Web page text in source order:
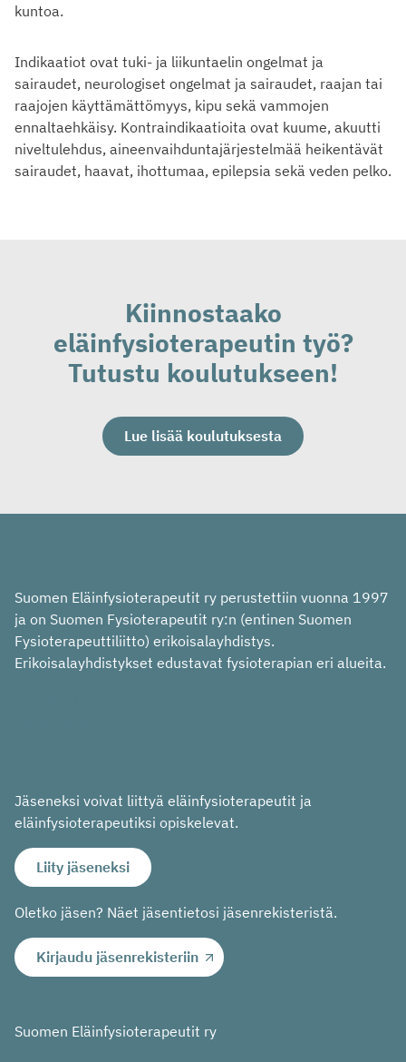
kuntoa.
Indikaatiot ovat tuki- ja liikuntaelin ongelmat ja
sairaudet, neurologiset ongelmat ja sairaudet, raajan tai
raajojen käyttämättömyys, kipu sekä vammojen
ennaltaehkäisy. Kontraindikaatioita ovat kuume, akuutti
niveltulehdus, aineenvaihduntajärjestelmää heikentävät
sairaudet, haavat, ihottumaa, epilepsia sekä veden pelko.
Kiinnostaako
eläinfysioterapeutin työ?
Tutustu koulutukseen!
Lue lisää koulutuksesta
Suomen Eläinfysioterapeutit ry perustettiin vuonna 1997
ja on Suomen Fysioterapeutit ry:n (entinen Suomen
Fysioterapeuttiliitto) erikoisalayhdistys.
Erikoisalayhdistykset edustavat fysioterapian eri alueita.
Jäseneksi voivat liittyä eläinfysioterapeutit ja
eläinfysioterapeutiksi opiskelevat.
Liity jäseneksi
Oletko jäsen? Näet jäsentietosi jäsenrekisteristä.
Kirjaudu jäsenrekisteriin
Suomen Eläinfysioterapeutit ry